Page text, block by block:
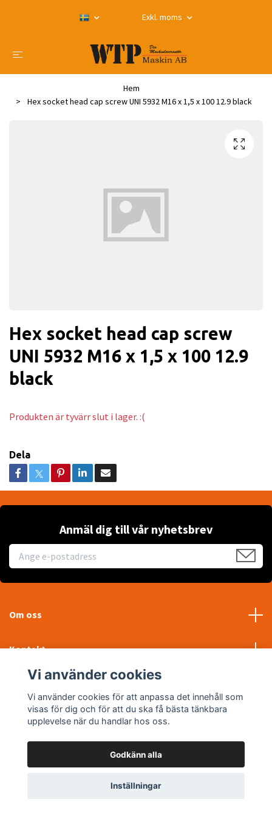
Exkl. moms
Hem
Hex socket head cap screw UNI 5932 M16 x 1,5 x 100 12.9 black
Hex socket head cap screw
UNI 5932 M16 x 1,5 x 100 12.9
black
Produkten är tyvärr slut i lager. :(
Dela
Anmäl dig till vår nyhetsbrev
Om oss
Kontakt
Sociala medier
© 2026 WTP Maskin AB
Vi använder cookies
Vi använder cookies för att anpassa det innehåll som
visas för dig och för att du ska få bästa tänkbara
upplevelse när du handlar hos oss.
Godkänn alla
Inställningar